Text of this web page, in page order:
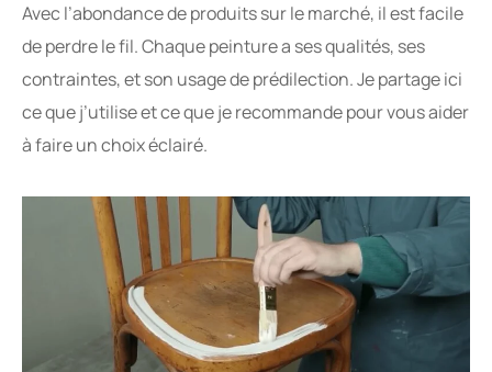
Avec l’abondance de produits sur le marché, il est facile
de perdre le fil. Chaque peinture a ses qualités, ses
contraintes, et son usage de prédilection. Je partage ici
ce que j’utilise et ce que je recommande pour vous aider
à faire un choix éclairé.